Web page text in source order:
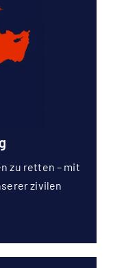
zu retten – mit
zivilen